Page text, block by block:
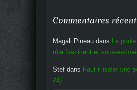
Commentaires
Magali Pineau dans La
rôle fascinant et sous-estimé
Stef dans Faut-il isoler une
#4)